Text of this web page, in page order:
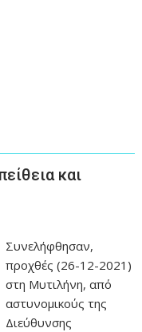
και
Συνελήφθησαν,
προχθές (26-12-2021)
στη Μυτιλήνη, από
αστυνομικούς της
Διεύθυνσης